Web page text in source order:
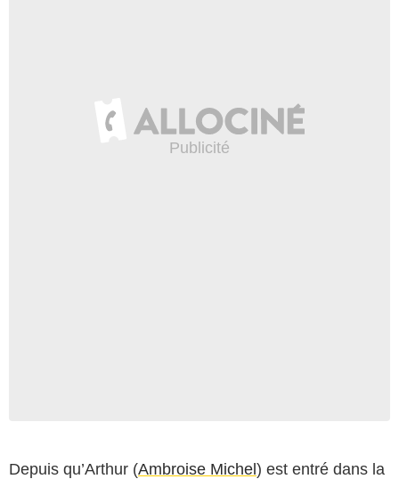
Depuis qu’Arthur (Ambroise Michel) est entré dans la